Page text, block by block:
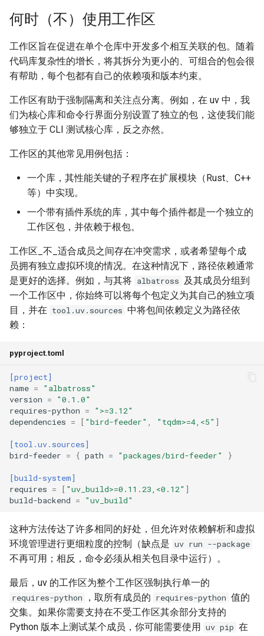
何时（不）使用工作区
工作区旨在促进在单个仓库中开发多个相互关联的包。随着
代码库复杂性的增长，将其拆分为更小的、可组合的包会很
有帮助，每个包都有自己的依赖项和版本约束。
工作区有助于强制隔离和关注点分离。例如，在 uv 中，我
们为核心库和命令行界面分别设置了独立的包，这使我们能
够独立于 CLI 测试核心库，反之亦然。
工作区的其他常见用例包括：
一个库，其性能关键的子程序在扩展模块（Rust、C++
等）中实现。
一个带有插件系统的库，其中每个插件都是一个独立的
工作区包，并依赖于根包。
工作区_不_适合成员之间存在冲突需求，或者希望每个成
员拥有独立虚拟环境的情况。在这种情况下，路径依赖通常
是更好的选择。例如，与其将 albatross 及其成员分组到
一个工作区中，你始终可以将每个包定义为其自己的独立项
目，并在 tool.uv.sources 中将包间依赖定义为路径依
赖：
pyproject.toml
[project]
name =
"albatross"
version =
"0.1.0"
requires-python =
">=3.12"
dependencies = [ "bird-feeder" , "tqdm>=4,<5" ]
[tool.uv.sources]
bird-feeder = { path = "packages/bird-feeder" }
[build-system]
requires = [ "uv_build>=0.11.23,<0.12" ]
build-backend = "uv_build"
这种方法传达了许多相同的好处，但允许对依赖解析和虚拟
环境管理进行更细粒度的控制（缺点是 uv run --package
不再可用；相反，命令必须从相关包目录中运行）。
最后，uv 的工作区为整个工作区强制执行单一的
requires-python ，取所有成员的 requires-python 值的
交集。如果你需要支持在不受工作区其余部分支持的
Python 版本上测试某个成员，你可能需要使用
uv pip 在